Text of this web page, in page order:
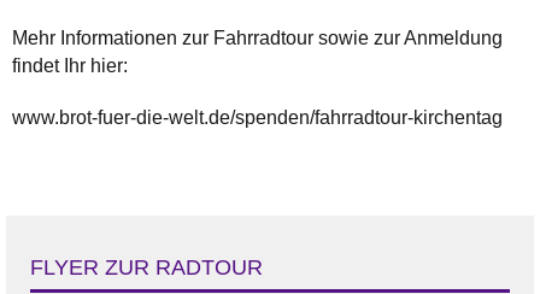
Mehr Informationen zur Fahrradtour sowie zur Anmeldung
findet Ihr hier:
www.brot-fuer-die-welt.de/spenden/fahrradtour-kirchentag
FLYER ZUR RADTOUR